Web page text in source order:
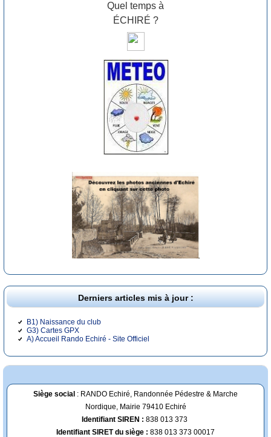
Quel temps à
ÉCHIRÉ ?
Derniers articles mis à jour :
B1) Naissance du club
G3) Cartes GPX
A) Accueil Rando Echiré - Site Officiel
Siège social : RANDO Echiré, Randonnée Pédestre & Marche
Nordique, Mairie 79410 Echiré
Identifiant SIREN : 838 013 373
Identifiant SIRET du siège : 838 013 373 00017